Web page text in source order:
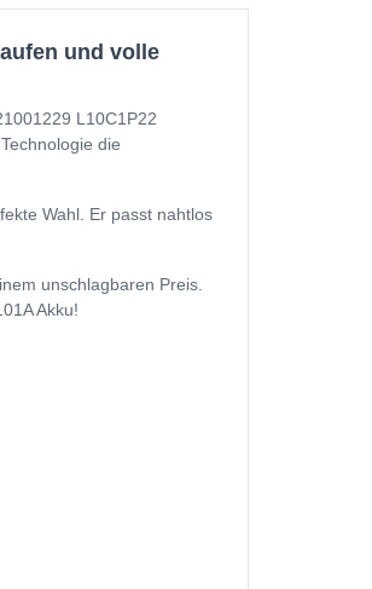
und volle
L10C1P22
die
Wahl. Er passt nahtlos
unschlagbaren Preis.
Akku!